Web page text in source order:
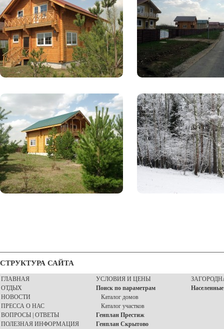
СТРУКТУРА САЙТА
ГЛАВНАЯ
ОТДЫХ
НОВОСТИ
ПРЕССА О НАС
ВОПРОСЫ | ОТВЕТЫ
ПОЛЕЗНАЯ ИНФОРМАЦИЯ
УСЛОВИЯ И ЦЕНЫ
Поиск по параметрам
Каталог домов
Каталог участков
Генплан Престиж
Генплан Скрытово